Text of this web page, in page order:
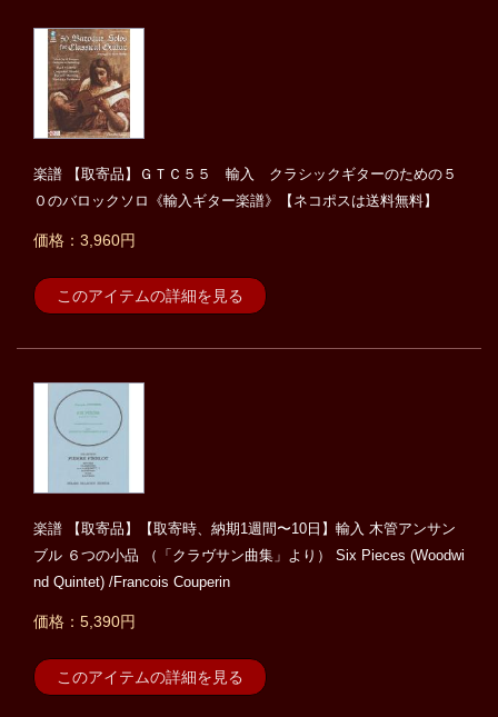
楽譜 【取寄品】ＧＴＣ５５ 輸入 クラシックギターのための５
０のバロックソロ《輸入ギター楽譜》【ネコポスは送料無料】
価格：3,960円
このアイテムの詳細を見る
楽譜 【取寄品】【取寄時、納期1週間〜10日】輸入 木管アンサン
ブル ６つの小品 （「クラヴサン曲集」より） Six Pieces (Woodwi
nd Quintet) /Francois Couperin
価格：5,390円
このアイテムの詳細を見る